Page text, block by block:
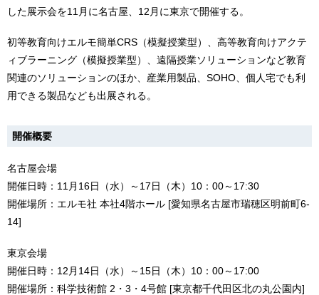
した展示会を11月に名古屋、12月に東京で開催する。
初等教育向けエルモ簡単CRS（模擬授業型）、高等教育向けアクテ
ィブラーニング（模擬授業型）、遠隔授業ソリューションなど教育
関連のソリューションのほか、産業用製品、SOHO、個人宅でも利
用できる製品なども出展される。
開催概要
名古屋会場
開催日時：11月16日（水）～17日（木）10：00～17:30
開催場所：エルモ社 本社4階ホール [愛知県名古屋市瑞穂区明前町6-
14]
東京会場
開催日時：12月14日（水）～15日（木）10：00～17:00
開催場所：科学技術館 2・3・4号館 [東京都千代田区北の丸公園内]